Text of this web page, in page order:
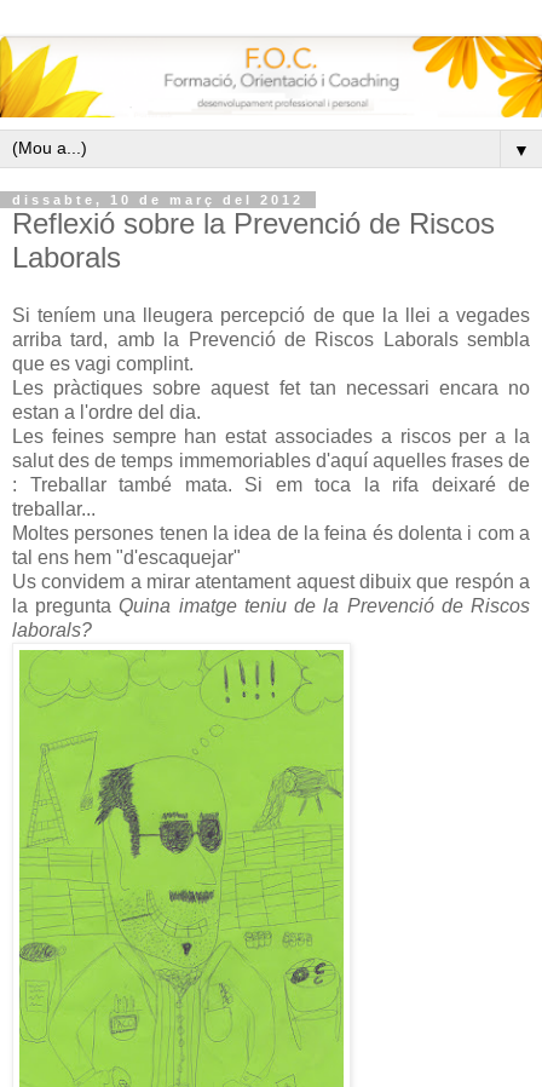
▼
dissabte, 10 de març del 2012
Reflexió sobre la Prevenció de Riscos
Laborals
Si teníem una lleugera percepció de que la llei a vegades
arriba tard, amb la Prevenció de Riscos Laborals sembla
que es vagi complint.
Les pràctiques sobre aquest fet tan necessari encara no
estan a l'ordre del dia.
Les feines sempre han estat associades a riscos per a la
salut des de temps immemoriables d'aquí aquelles frases de
: Treballar també mata. Si em toca la rifa deixaré de
treballar...
Moltes persones tenen la idea de la feina és dolenta i com a
tal ens hem "d'escaquejar"
Us convidem a mirar atentament aquest dibuix que respón a
la preguntaQuina imatge teniu de la Prevenció de Riscos
laborals?